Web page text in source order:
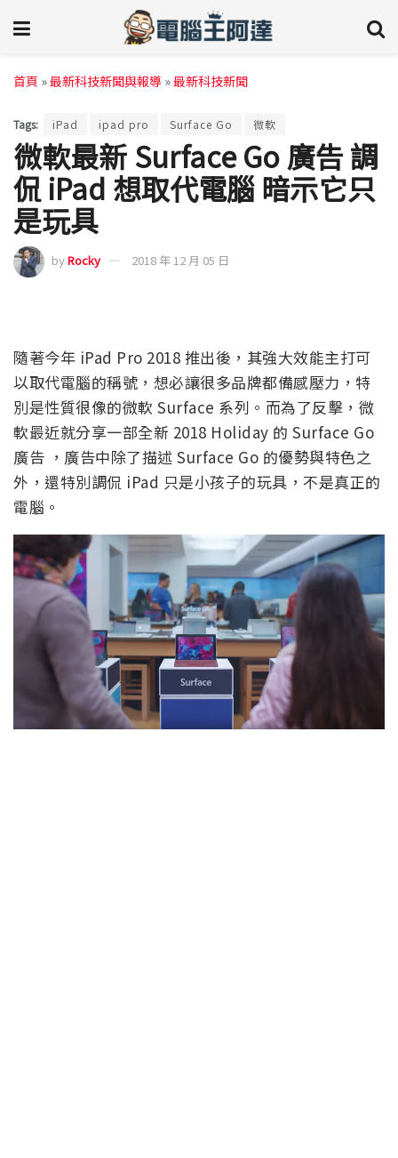
首頁 »最新科技新聞與報導 »最新科技新聞
Tags: iPad ipad pro Surface Go 微軟
微軟最新 Surface Go 廣告 調
侃 iPad 想取代電腦 暗示它只
是玩具
byRocky 2018 年 12 月 05 日
隨著今年 iPad Pro 2018 推出後，其強大效能主打可
以取代電腦的稱號，想必讓很多品牌都備感壓力，特
別是性質很像的微軟 Surface 系列。而為了反擊，微
軟最近就分享一部全新 2018 Holiday 的 Surface Go
廣告 ，廣告中除了描述 Surface Go 的優勢與特色之
外，還特別調侃 iPad 只是小孩子的玩具，不是真正的
電腦。